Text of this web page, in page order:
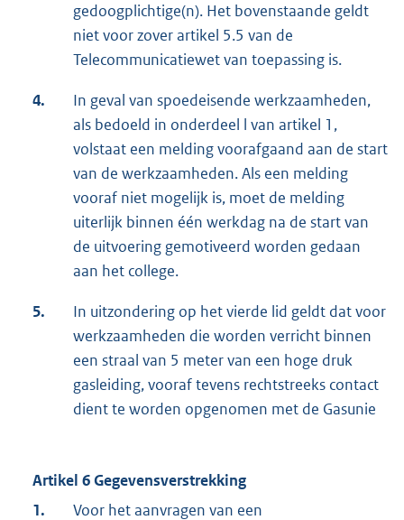
gedoogplichtige(n). Het bovenstaande geldt
niet voor zover artikel 5.5 van de
Telecommunicatiewet van toepassing is.
4.
In geval van spoedeisende werkzaamheden,
als bedoeld in onderdeel l van artikel 1,
volstaat een melding voorafgaand aan de start
van de werkzaamheden. Als een melding
vooraf niet mogelijk is, moet de melding
uiterlijk binnen één werkdag na de start van
de uitvoering gemotiveerd worden gedaan
aan het college.
5.
In uitzondering op het vierde lid geldt dat voor
werkzaamheden die worden verricht binnen
een straal van 5 meter van een hoge druk
gasleiding, vooraf tevens rechtstreeks contact
dient te worden opgenomen met de Gasunie
Artikel 6 Gegevensverstrekking
1.
Voor het aanvragen van een